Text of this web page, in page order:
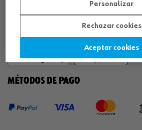
¡DESCARGA NUESTRA APP!
MÉTODOS DE PAGO
Personalizar
Rechazar cookies
Aceptar cookies